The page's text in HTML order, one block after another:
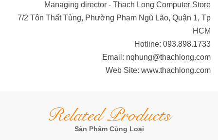
Managing director - Thạch Long Computer Store
7/2 Tôn Thất Tùng, Phường Phạm Ngũ Lão, Quận 1, Tp
HCM
Hotline: 093.898.1733
Email: nqhung@thachlong.com
Web Site: www.thachlong.com
Related Products
Sản Phẩm Cùng Loại